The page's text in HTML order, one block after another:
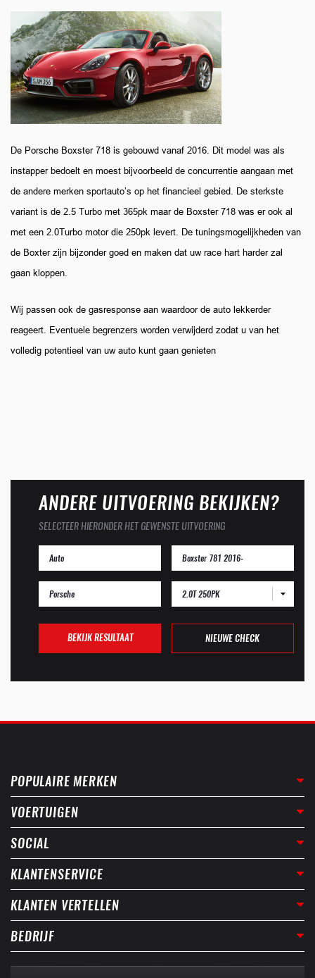
De Porsche Boxster 718 is gebouwd vanaf 2016. Dit model was als
instapper bedoelt en moest bijvoorbeeld de concurrentie aangaan met
de andere merken sportauto’s op het financieel gebied. De sterkste
variant is de 2.5 Turbo met 365pk maar de Boxster 718 was er ook al
met een 2.0Turbo motor die 250pk levert. De tuningsmogelijkheden van
de Boxter zijn bijzonder goed en maken dat uw race hart harder zal
gaan kloppen.
Wij passen ook de gasresponse aan waardoor de auto lekkerder
reageert. Eventuele begrenzers worden verwijderd zodat u van het
volledig potentieel van uw auto kunt gaan genieten
ANDERE UITVOERING BEKIJKEN?
SELECTEER HIERONDER HET GEWENSTE UITVOERING
2.0T 250PK
BEKIJK RESULTAAT NIEUWE CHECK
POPULAIRE MERKEN
VOERTUIGEN
SOCIAL
KLANTENSERVICE
KLANTEN VERTELLEN
BEDRIJF